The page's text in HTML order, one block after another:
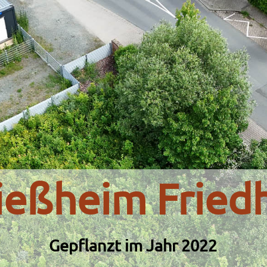
Gepflanzt im Jahr 2022